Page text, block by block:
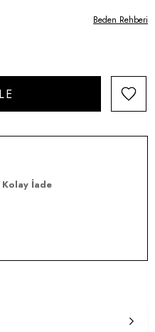
Beden Rehberi
Kolay İade